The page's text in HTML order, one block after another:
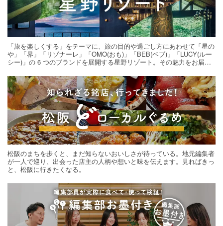
「旅を楽しくする」をテーマに、旅の目的や過ごし方にあわせて「星の
や」「界」「リゾナーレ」「OMO(おも)」「BEB(ベブ)」「LUCY(ルー
シー)」の 6 つのブランドを展開する星野リゾート。その魅力をお届け
松阪のまちを歩くと、まだ知らないおいしさが待っている。地元編集者
が一人で巡り、出会った店主の人柄や想いと味を伝えます。見ればきっ
と、松阪に行きたくなる。